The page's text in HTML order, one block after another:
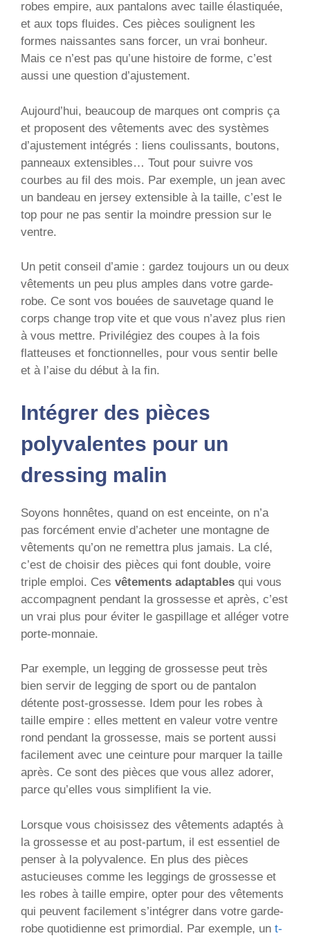
robes empire, aux pantalons avec taille élastiquée,
et aux tops fluides. Ces pièces soulignent les
formes naissantes sans forcer, un vrai bonheur.
Mais ce n’est pas qu’une histoire de forme, c’est
aussi une question d’ajustement.
Aujourd’hui, beaucoup de marques ont compris ça
et proposent des vêtements avec des systèmes
d’ajustement intégrés : liens coulissants, boutons,
panneaux extensibles… Tout pour suivre vos
courbes au fil des mois. Par exemple, un jean avec
un bandeau en jersey extensible à la taille, c’est le
top pour ne pas sentir la moindre pression sur le
ventre.
Un petit conseil d’amie : gardez toujours un ou deux
vêtements un peu plus amples dans votre garde-
robe. Ce sont vos bouées de sauvetage quand le
corps change trop vite et que vous n’avez plus rien
à vous mettre. Privilégiez des coupes à la fois
flatteuses et fonctionnelles, pour vous sentir belle
et à l’aise du début à la fin.
Intégrer des pièces
polyvalentes pour un
dressing malin
Soyons honnêtes, quand on est enceinte, on n’a
pas forcément envie d’acheter une montagne de
vêtements qu’on ne remettra plus jamais. La clé,
c’est de choisir des pièces qui font double, voire
triple emploi. Ces vêtements adaptables qui vous
accompagnent pendant la grossesse et après, c’est
un vrai plus pour éviter le gaspillage et alléger votre
porte-monnaie.
Par exemple, un legging de grossesse peut très
bien servir de legging de sport ou de pantalon
détente post-grossesse. Idem pour les robes à
taille empire : elles mettent en valeur votre ventre
rond pendant la grossesse, mais se portent aussi
facilement avec une ceinture pour marquer la taille
après. Ce sont des pièces que vous allez adorer,
parce qu’elles vous simplifient la vie.
Lorsque vous choisissez des vêtements adaptés à
la grossesse et au post-partum, il est essentiel de
penser à la polyvalence. En plus des pièces
astucieuses comme les leggings de grossesse et
les robes à taille empire, opter pour des vêtements
qui peuvent facilement s’intégrer dans votre garde-
robe quotidienne est primordial. Par exemple, un t-